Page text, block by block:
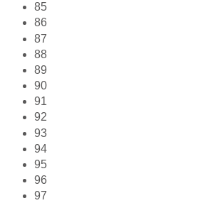
85
86
87
88
89
90
91
92
93
94
95
96
97